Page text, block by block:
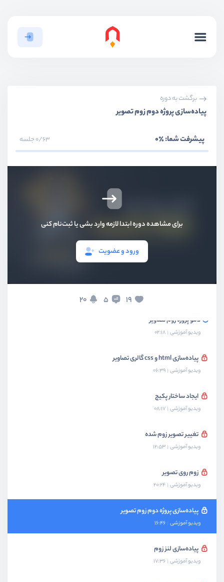
برگشت به دوره
پیاده‌سازی پروژه دوم زوم تصویر
پیشرفت شما:٪0 0/63 جلسه
برای مشاهده دوره ابتدا لازمه وارد بشی یا ثبت‌نام کنی
ورود و عضویت
19
5
20
بخش دوم
بخش چهارم پروژه پیانو
بخش ششم مرتب‌سازی لیست‌ها با Drag and Drop
پروژه زوم تصاویر
دمو پروژه زوم تصاویر
ویدیو آموزشی 02:18
پیاده‌سازی html و css گالری تصاویر
ویدیو آموزشی 06:39
ایجاد ساختار پکیج
ویدیو آموزشی 08:17
تغییر تصویر زوم شده
ویدیو آموزشی 12:53
زوم روی تصویر
ویدیو آموزشی 20:24
پیاده‌سازی پروژه دوم زوم تصویر
ویدیو آموزشی 16:46
پیا‌ده‌سازی لنز زوم
ویدیو آموزشی 17:36